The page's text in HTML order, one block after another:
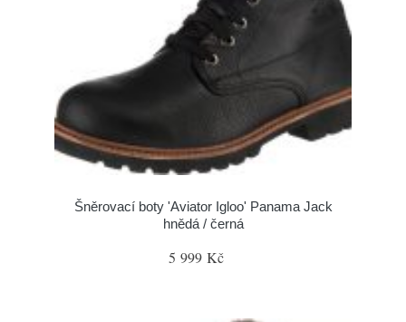
Šněrovací boty 'Aviator Igloo' Panama Jack
hnědá / černá
5 999 Kč